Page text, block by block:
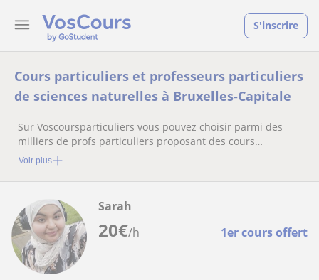
S'inscrire
Cours particuliers et professeurs particuliers
de sciences naturelles à Bruxelles-Capitale
Sur Voscoursparticuliers vous pouvez choisir parmi des
milliers de profs particuliers proposant des cours
particuliers
Voir plus
20€/h 1er cours offert
Sarah